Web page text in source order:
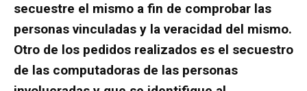
secuestre el mismo a fin de comprobar las
personas vinculadas y la veracidad del mismo.
Otro de los pedidos realizados es el secuestro
de las computadoras de las personas